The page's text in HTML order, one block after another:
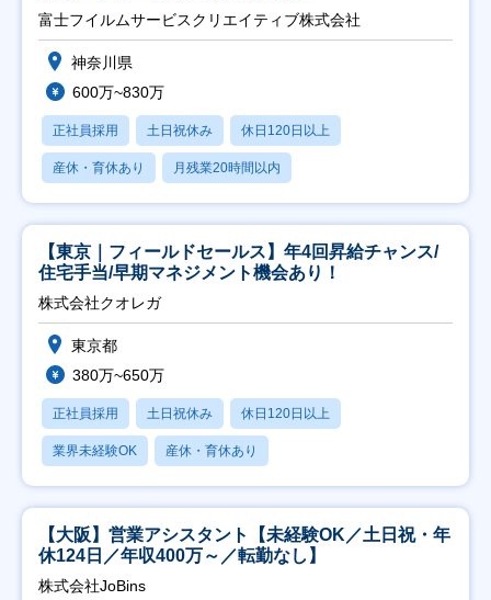
富士フイルムサービスクリエイティブ株式会社
神奈川県
600万~830万
正社員採用 土日祝休み 休日120日以上
産休・育休あり 月残業20時間以内
【東京｜フィールドセールス】年4回昇給チャンス/
住宅手当/早期マネジメント機会あり！
株式会社クオレガ
東京都
380万~650万
正社員採用 土日祝休み 休日120日以上
業界未経験OK 産休・育休あり
【大阪】営業アシスタント【未経験OK／土日祝・年
休124日／年収400万～／転勤なし】
株式会社JoBins